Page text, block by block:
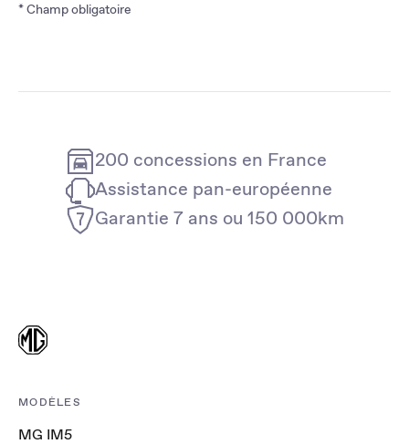
* Champ obligatoire
200 concessions en France
Assistance pan-européenne
Garantie 7 ans ou 150 000km
MODÈLES
MG IM5